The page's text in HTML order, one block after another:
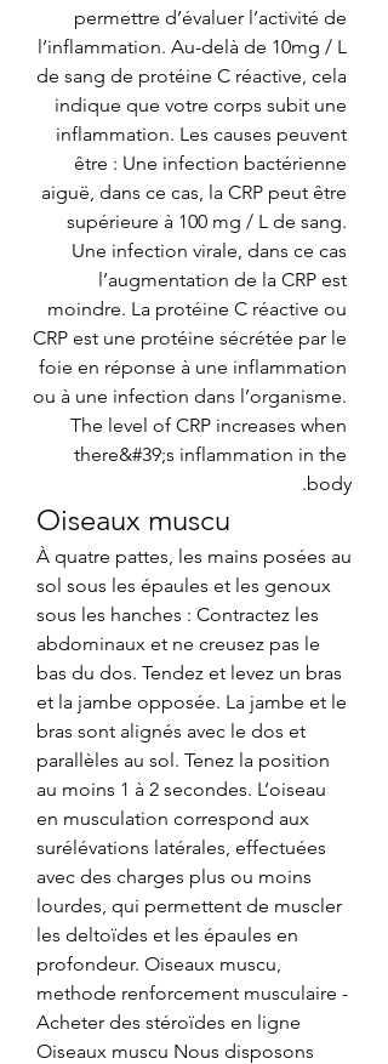
permettre d’évaluer l’activité de
l’inflammation. Au-delà de 10mg / L
de sang de protéine C réactive, cela
indique que votre corps subit une
inflammation. Les causes peuvent
être : Une infection bactérienne
aiguë, dans ce cas, la CRP peut être
supérieure à 100 mg / L de sang.
Une infection virale, dans ce cas
l’augmentation de la CRP est
moindre. La protéine C réactive ou
CRP est une protéine sécrétée par le
foie en réponse à une inflammation
ou à une infection dans l’organisme.
The level of CRP increases when
there&#39;s inflammation in the
body.
Oiseaux muscu
À quatre pattes, les mains posées au
sol sous les épaules et les genoux
sous les hanches : Contractez les
abdominaux et ne creusez pas le
bas du dos. Tendez et levez un bras
et la jambe opposée. La jambe et le
bras sont alignés avec le dos et
parallèles au sol. Tenez la position
au moins 1 à 2 secondes. L’oiseau
en musculation correspond aux
surélévations latérales, effectuées
avec des charges plus ou moins
lourdes, qui permettent de muscler
les deltoïdes et les épaules en
profondeur. Oiseaux muscu,
methode renforcement musculaire -
Acheter des stéroïdes en ligne
Oiseaux muscu Nous disposons